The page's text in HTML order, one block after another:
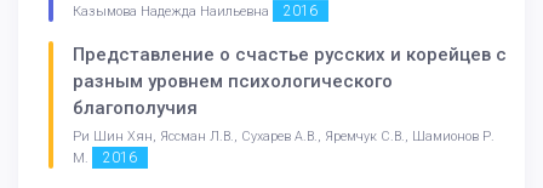
Казымова Надежда Наильевна 2016
Представление о счастье русских и корейцев с
разным уровнем психологического
благополучия
Ри Шин Хян, Яссман Л.В., Сухарев А.В., Яремчук С.В., Шамионов Р.
М.
2016